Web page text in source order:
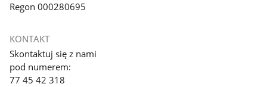
Regon 000280695
KONTAKT
Skontaktuj się z nami
pod numerem:
77 45 42 318